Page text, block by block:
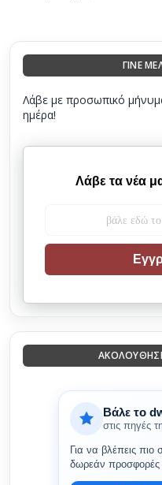
ΓΙΝΕ
Λάβε με προσωπικό
ημέρα!
Λάβε τα νέα
Βάλε το
στις πηγές
Για να βλέπεις
δωρεάν προσφορές